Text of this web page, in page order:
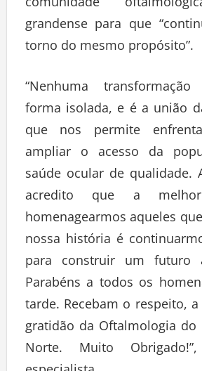
comunidade
grandense para que
torno do mesmo propósito”.
“Nenhuma
forma isolada, e é a união
que nos permite
ampliar o acesso da
saúde ocular de qualidade.
acredito que a
homenagearmos aqueles
nossa história é
para construir um futuro
Parabéns a todos os
tarde. Recebam o respeito,
gratidão da Oftalmologia do
Norte. Muito